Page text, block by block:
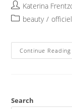
Katerina
beauty / officiel
Continue Reading
Search